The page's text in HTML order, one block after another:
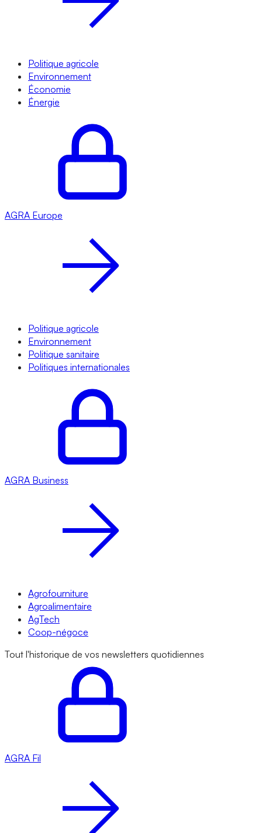
Politique agricole
Environnement
Économie
Énergie
AGRA Europe
Politique agricole
Environnement
Politique sanitaire
Politiques internationales
AGRA Business
Agrofourniture
Agroalimentaire
AgTech
Coop-négoce
Tout l'historique de vos newsletters quotidiennes
AGRA Fil